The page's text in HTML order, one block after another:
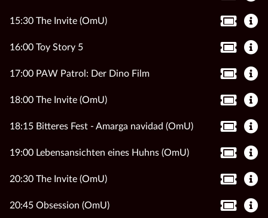
15:30 The Invite (OmU)
16:00 Toy Story 5
17:00 PAW Patrol: Der Dino Film
18:00 The Invite (OmU)
18:15 Bitteres Fest - Amarga navidad (OmU)
19:00 Lebensansichten eines Huhns (OmU)
20:30 The Invite (OmU)
20:45 Obsession (OmU)